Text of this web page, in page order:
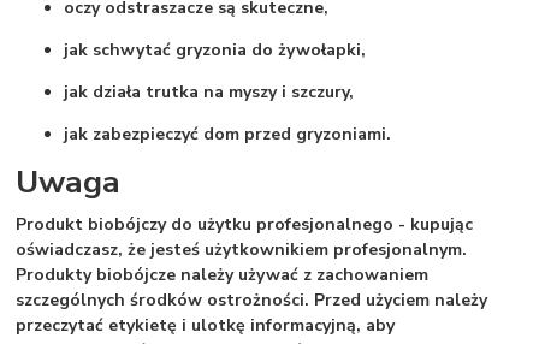
oczy odstraszacze są skuteczne,
jak schwytać gryzonia do żywołapki,
jak działa trutka na myszy i szczury,
jak zabezpieczyć dom przed gryzoniami.
Uwaga
Produkt biobójczy do użytku profesjonalnego - kupując
oświadczasz, że jesteś użytkownikiem profesjonalnym.
Produkty biobójcze należy używać z zachowaniem
szczególnych środków ostrożności. Przed użyciem należy
przeczytać etykietę i ulotkę informacyjną, aby